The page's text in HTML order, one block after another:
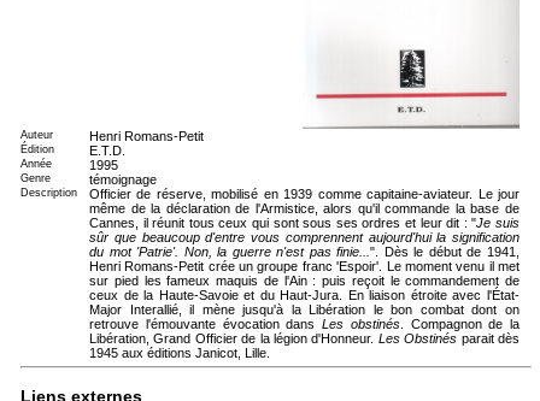
Auteur Henri Romans-Petit
Édition E.T.D.
Année 1995
Genre témoignage
Description
Officier de réserve, mobilisé en 1939 comme capitaine-aviateur. Le jour
même de la déclaration de l'Armistice, alors qu'il commande la base de
Cannes, il réunit tous ceux qui sont sous ses ordres et leur dit : "Je suis
sûr que beaucoup d'entre vous comprennent aujourd'hui la signification
du mot 'Patrie'. Non, la guerre n'est pas finie...". Dès le début de 1941,
Henri Romans-Petit crée un groupe franc 'Espoir'. Le moment venu il met
sur pied les fameux maquis de l'Ain : puis reçoit le commandement de
ceux de la Haute-Savoie et du Haut-Jura. En liaison étroite avec l'État-
Major Interallié, il mène jusqu'à la Libération le bon combat dont on
retrouve l'émouvante évocation dans Les obstinés. Compagnon de la
Libération, Grand Officier de la légion d'Honneur. Les Obstinés parait dès
1945 aux éditions Janicot, Lille.
Liens externes